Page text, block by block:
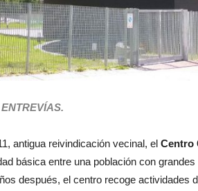
antigua reivindicación vecinal, el Centro
básica entre una población con
después, el centro recoge actividades